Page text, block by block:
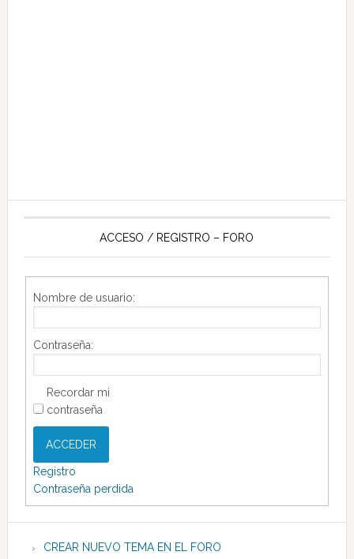
ACCESO / REGISTRO – FORO
Nombre de usuario:
Contraseña:
Recordar mi
contraseña
ACCEDER
Registro
Contraseña perdida
CREAR NUEVO TEMA EN EL FORO